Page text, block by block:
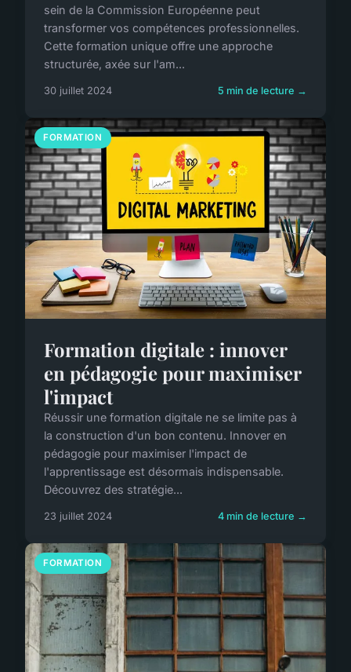
sein de la Commission Européenne peut
transformer vos compétences professionnelles.
Cette formation unique offre une approche
structurée, axée sur l'am...
30 juillet 2024 5 min de lecture →
FORMATION
Formation digitale : innover
en pédagogie pour maximiser
l'impact
Réussir une formation digitale ne se limite pas à
la construction d'un bon contenu. Innover en
pédagogie pour maximiser l'impact de
l'apprentissage est désormais indispensable.
Découvrez des stratégie...
23 juillet 2024 4 min de lecture →
FORMATION